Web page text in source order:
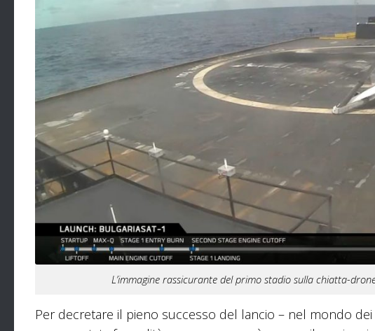
L’immagine rassicurante del primo stadio sulla chiatta-
Per decretare il pieno successo del lancio – nel mondo